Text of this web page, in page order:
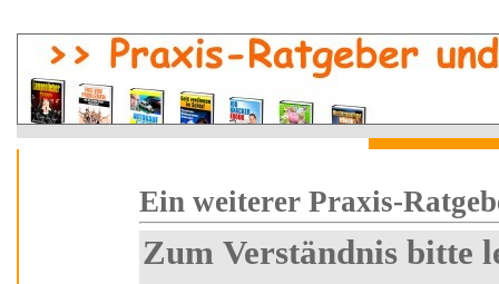
Ein weiterer
Zum Verständnis bitte